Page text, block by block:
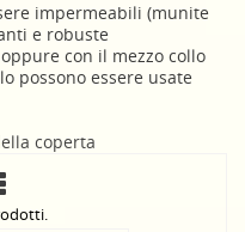
impermeabili (munite
e robuste
con il mezzo collo
possono essere usate
coperta